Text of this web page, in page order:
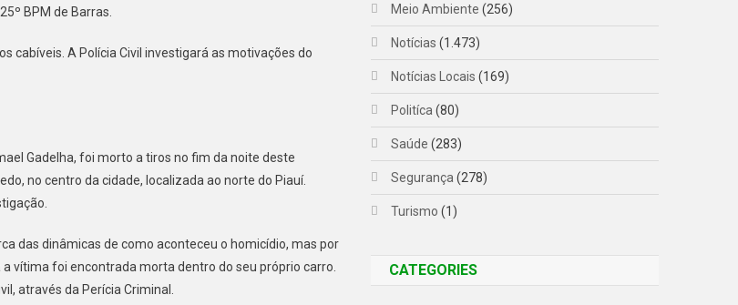
BPM de Barras.
cabíveis. A Polícia Civil investigará as motivações do
Gadelha, foi morto a tiros no fim da noite deste
no centro da cidade, localizada ao norte do Piauí.
das dinâmicas de como aconteceu o homicídio, mas por
vítima foi encontrada morta dentro do seu próprio carro.
através da Perícia Criminal.
Meio Ambiente (256)
Notícias (1.473)
Notícias Locais (169)
Politíca (80)
Saúde (283)
Segurança (278)
Turismo (1)
CATEGORIES